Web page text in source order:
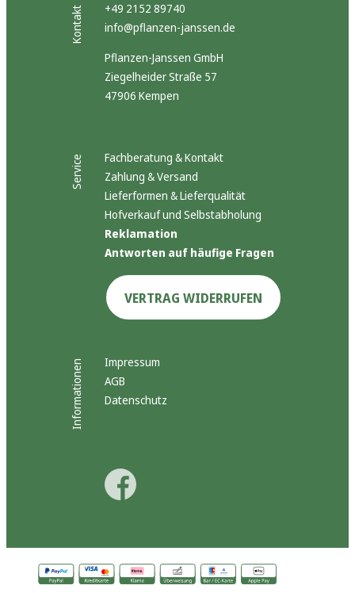
Kontakt
+49 2152 89740
info@pflanzen-janssen.de
Pflanzen-Janssen GmbH
Ziegelheider Straße 57
47906 Kempen
Service
Fachberatung & Kontakt
Zahlung & Versand
Lieferformen & Lieferqualität
Hofverkauf und Selbstabholung
Reklamation
Antworten auf häufige Fragen
VERTRAG WIDERRUFEN
Informationen
Impressum
AGB
Datenschutz